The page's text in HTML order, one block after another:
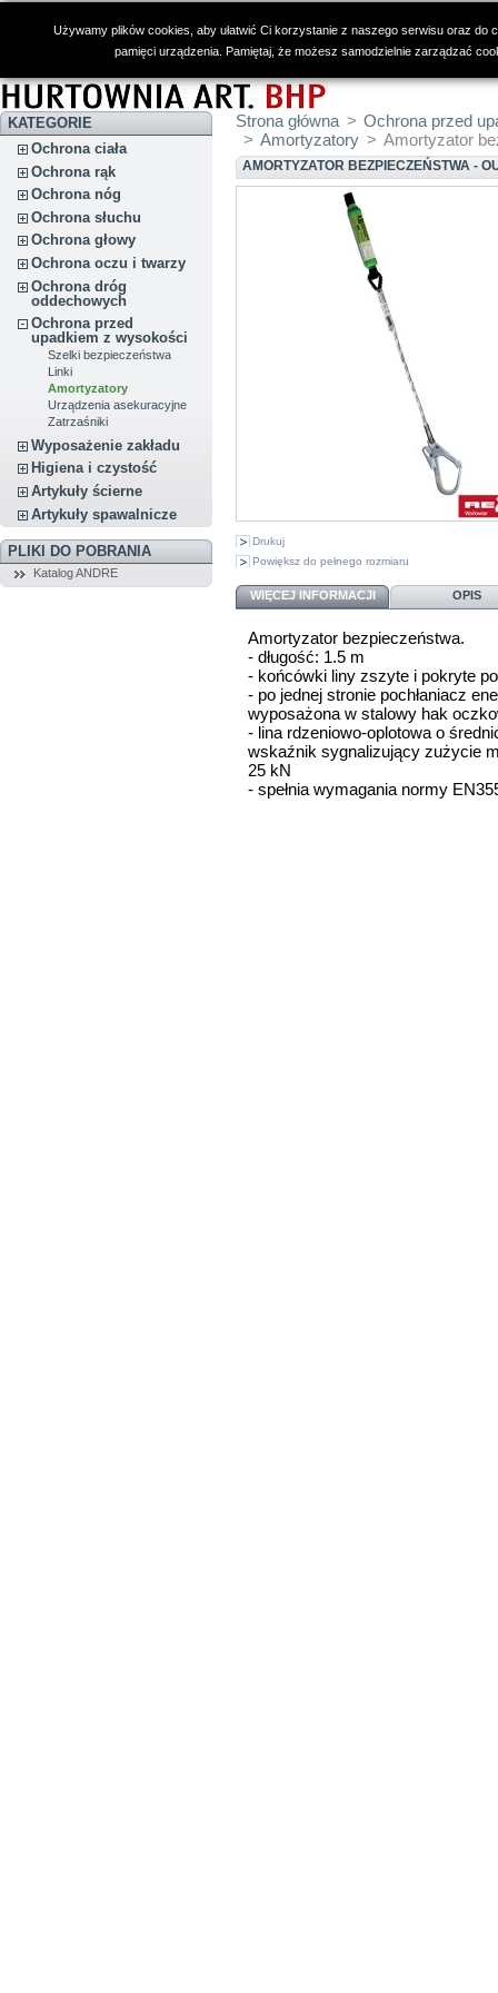
Używamy plików cookies, aby ułatwić Ci korzystanie z naszego serwisu oraz
pamięci urządzenia. Pamiętaj, że możesz samodzielnie zarządzać
KATEGORIE
Ochrona ciała
Ochrona rąk
Ochrona nóg
Ochrona słuchu
Ochrona głowy
Ochrona oczu i twarzy
Ochrona dróg
oddechowych
Ochrona przed
upadkiem z wysokości
Szelki bezpieczeństwa
Linki
Amortyzatory
Urządzenia asekuracyjne
Zatrzaśniki
Wyposażenie zakładu
Higiena i czystość
Artykuły ścierne
Artykuły spawalnicze
PLIKI DO POBRANIA
Katalog ANDRE
Strona główna > Ochrona przed
> Amortyzatory > Amortyzator
AMORTYZATOR BEZPIECZEŃSTWA -
Drukuj
Powiększ do pełnego rozmiaru
WIĘCEJ INFORMACJI OPIS
Amortyzator bezpieczeństwa.
- długość: 1.5 m
- końcówki liny zszyte i pokryte
- po jednej stronie pochłaniacz
wyposażona w stalowy hak
- lina rdzeniowo-oplotowa o
wskaźnik sygnalizujący zużycie
25 kN
- spełnia wymagania normy